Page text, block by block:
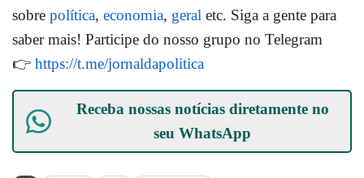
sobre política, economia, geral etc. Siga a gente para
saber mais! Participe do nosso grupo no Telegram
👉 https://t.me/jornaldapolitica
Receba nossas notícias diretamente no
seuWhatsApp